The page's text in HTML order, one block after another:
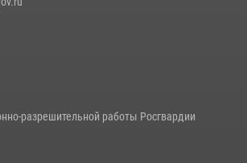
разрешительной работы Росгвардии